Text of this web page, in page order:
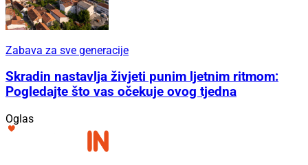
Zabava za sve generacije
Skradin nastavlja živjeti punim ljetnim ritmom:
Pogledajte što vas očekuje ovog tjedna
Oglas